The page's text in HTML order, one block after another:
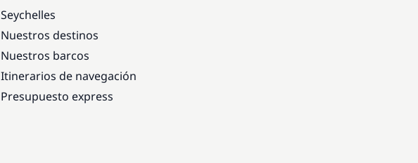
Seychelles
Nuestros destinos
Nuestros barcos
Itinerarios de navegación
Presupuesto express